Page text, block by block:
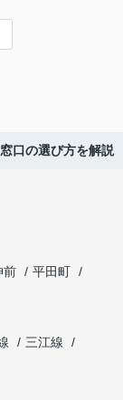
口の選び方を解説
前
平田町
三江線